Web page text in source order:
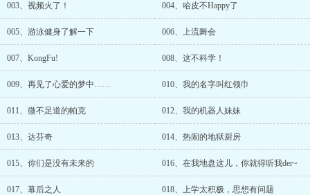
003、视频火了！ 004、哈皮不Happy了
005、游泳健身了解一下 006、上流舞会
007、KongFu! 008、这不科学！
009、再见了心爱的梦中…… 010、我的名字叫红领巾
011、微不足道的帕克 012、我的机器人妹妹
013、达芬奇 014、热闹的地狱厨房
015、你们是没有未来的 016、在我地盘这儿，你就得听我der~
017、幕后之人 018、上学太积极，思想有问题